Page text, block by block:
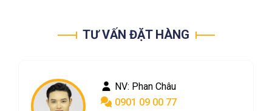
TƯ VẤN ĐẶT HÀNG
NV: Phan Châu
0901 09 00 77